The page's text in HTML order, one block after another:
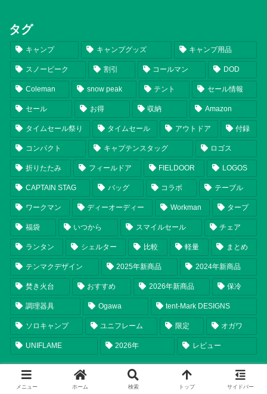
タグ
キャンプ キャンプグッズ キャンプ用品
スノーピーク 割引 コールマン DOD
Coleman snow peak テント セール情報
セール お得 収納 Amazon
タイムセール祭り タイムセール アウトドア 付録
コンパクト キャプテンスタッグ ロゴス
折りたたみ フィールドア FIELDOOR LOGOS
CAPTAIN STAG バッグ コラボ テーブル
ワークマン ディーオーディー Workman タープ
福袋 いつから スマイルセール チェア
ランタン シェルター 比較 軽量 まとめ
テンマクデザイン 2025年新商品 2024年新商品
焚き火台 おすすめ 2026年新商品 保冷
調理器具 Ogawa tent-Mark DESIGNS
ソロキャンプ ユニフレーム 限定 オガワ
UNIFLAME 2026年 レビュー
メニュー ホーム 検索 トップ サイドバー